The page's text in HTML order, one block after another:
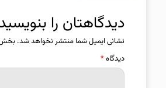
دیدگاهتان را بنویسید
نشانی ایمیل شما منتشر نخواهد شد.
دیدگاه*